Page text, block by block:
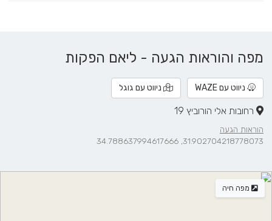
מפה והוראות הגעה - ליאם הפקות
ניווט עם WAZE ניווט עם גוגל
רחובות אלי הורוביץ 19
הוראות הגעה
31.902704218778073, 34.788637994617666
מפה חיה